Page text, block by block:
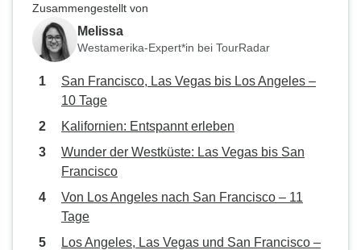
Zusammengestellt von
Melissa
Westamerika-Expert*in bei TourRadar
San Francisco, Las Vegas bis Los Angeles –
10 Tage
Kalifornien: Entspannt erleben
Wunder der Westküste: Las Vegas bis San
Francisco
Von Los Angeles nach San Francisco – 11
Tage
Los Angeles, Las Vegas und San Francisco –